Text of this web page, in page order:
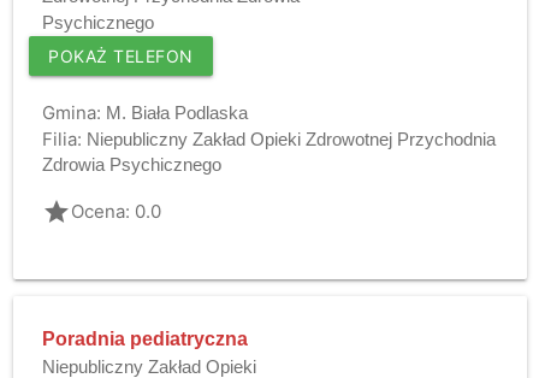
Psychicznego
POKAŻ TELEFON
Gmina: M. Biała Podlaska
Filia: Niepubliczny Zakład Opieki Zdrowotnej Przychodnia
Zdrowia Psychicznego
gradeOcena: 0.0
Poradnia pediatryczna
Niepubliczny Zakład Opieki